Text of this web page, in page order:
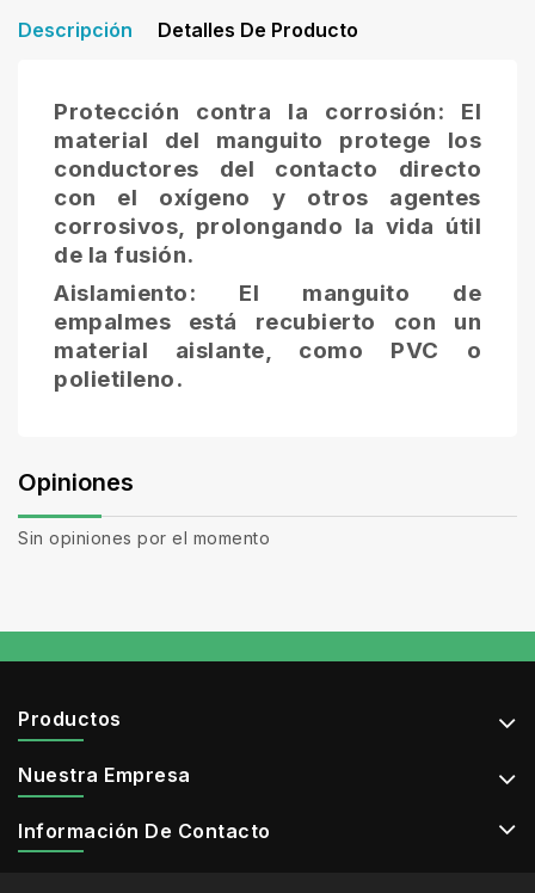
Descripción Detalles De Producto
Protección contra la corrosión: El
material del manguito protege los
conductores del contacto directo
con el oxígeno y otros agentes
corrosivos, prolongando la vida útil
de la fusión.
Aislamiento: El manguito de
empalmes está recubierto con un
material aislante, como PVC o
polietileno.
Opiniones
Sin opiniones por el momento
Productos
Nuestra Empresa
Información De Contacto